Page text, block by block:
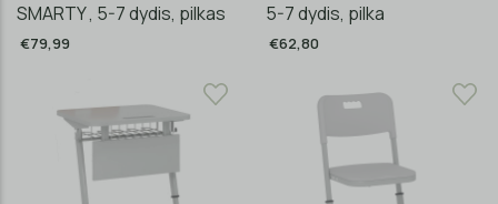
SMARTY , 5-7 dydis, pilkas
€79,99
5-7 dydis, pilka
€62,80